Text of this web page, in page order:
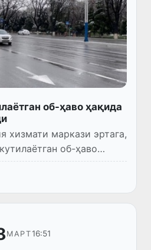
об-ҳаво ҳақида
хизмати маркази эртага,
об-ҳаво
МАРТ16:51